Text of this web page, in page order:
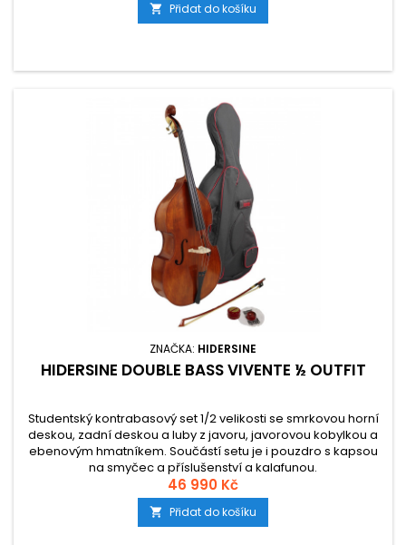
 Přidat do košíku
ZNAČKA: HIDERSINE
HIDERSINE DOUBLE BASS VIVENTE ½ OUTFIT
Studentský kontrabasový set 1/2 velikosti se smrkovou horní
deskou, zadní deskou a luby z javoru, javorovou kobylkou a
ebenovým hmatníkem. Součástí setu je i pouzdro s kapsou
na smyčec a příslušenství a kalafunou.
46 990 Kč
 Přidat do košíku